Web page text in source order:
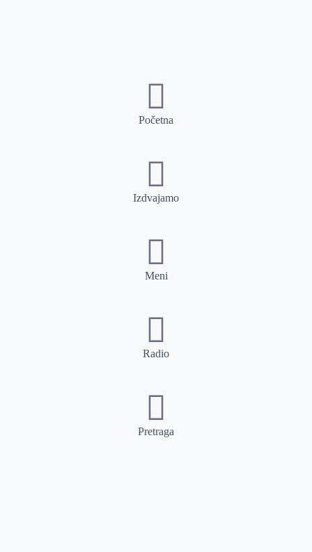
Početna
Izdvajamo
Meni
Radio
Pretraga